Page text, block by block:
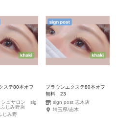
ステ80本オフ
シュサロン sig
じみ野店
じみ野
ブラウンエクステ80本オフ
無料 23
sign post 志木店
埼玉県/志木